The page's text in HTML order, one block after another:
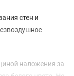
стен и
наложения за